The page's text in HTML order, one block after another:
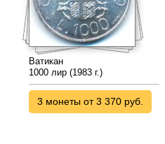
Ватикан
1000 лир (1983 г.)
3 монеты от 3 370 руб.